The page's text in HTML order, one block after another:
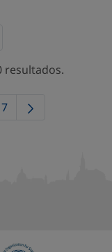
resultados.
intermedias
Página
7